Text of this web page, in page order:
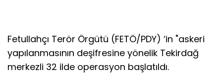
Fetullahçı Terör Örgütü (FETÖ/PDY) ‘in "askeri
yapılanmasının deşifresine yönelik Tekirdağ
merkezli 32 ilde operasyon başlatıldı.